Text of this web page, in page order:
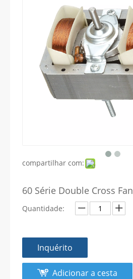
compartilhar com:
60 Série Double Cross Fan
Quantidade:
Inquérito
Adicionar a cesta